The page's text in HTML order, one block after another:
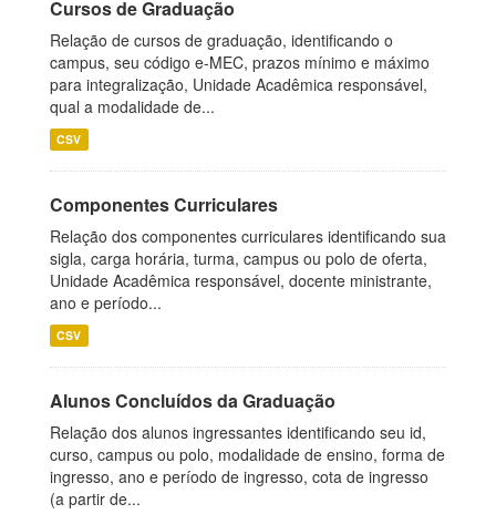
Cursos de Graduação
Relação de cursos de graduação, identificando o
campus, seu código e-MEC, prazos mínimo e máximo
para integralização, Unidade Acadêmica responsável,
qual a modalidade de...
CSV
Componentes Curriculares
Relação dos componentes curriculares identificando sua
sigla, carga horária, turma, campus ou polo de oferta,
Unidade Acadêmica responsável, docente ministrante,
ano e período...
CSV
Alunos Concluídos da Graduação
Relação dos alunos ingressantes identificando seu id,
curso, campus ou polo, modalidade de ensino, forma de
ingresso, ano e período de ingresso, cota de ingresso
(a partir de...